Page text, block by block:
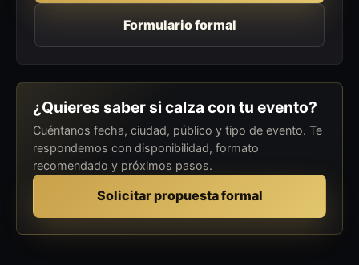
Formulario formal
¿Quieres saber si calza con tu evento?
Cuéntanos fecha, ciudad, público y tipo de evento. Te
respondemos con disponibilidad, formato
recomendado y próximos pasos.
Solicitar propuesta formal